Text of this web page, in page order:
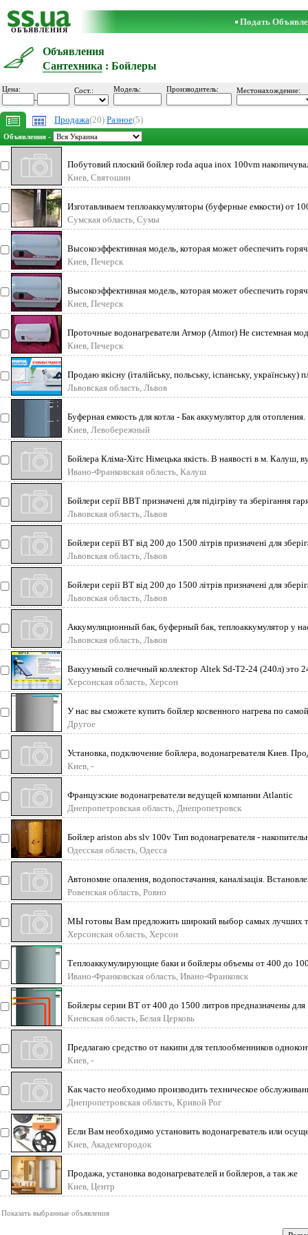
ОБЪЯВЛЕНИЯ
Подать
Объявления
Сантехника : Бойлеры
Цена:
-
Сост.: Модель: Производитель: Местонахождение:
Продажа(20) Разное(5)
Объявления -
Побутовий плоский бойлер roda aqua inox 100vm
електричний водонагрі
Киев, Святошин
Изготавливаем теплоаккумуляторы (буферные емкости) от
3000л. Есть в наличии
Сумская область, Сумы
Высокоэффективная модель, которая может обеспечить
водой всю квартиру, а раз
Киев, Печерск
Высокоэффективная модель, которая может обеспечить
водой всю квартиру, а раз
Киев, Печерск
Проточные водонагреватели Атмор (Atmor) Не системная
Может комплектоватьс
Киев, Печерск
Продаю якісну (італійську, польську, іспанську, українську)
сантехніку та оп
Львовская область, Львов
Буферная емкость для котла - Бак аккумулятор для
ОТ ПРОИЗВОДИТ
Киев, Левобережный
Бойлера Кліма-Хітс Німецька якість. В наявості в м. Калуш,
Пушкіна-3, КЛІМАТ_
Ивано-Франковская область, Калуш
Бойлери серії ВВТ призначені для підігріву та зберігання
води для господарсь
Львовская область, Львов
Бойлери серії ВТ від 200 до 1500 літрів призначені для
підігріву води д
Львовская область, Львов
Бойлери серії ВТ від 200 до 1500 літрів призначені для
підігріву води д
Львовская область, Львов
Аккумуляционный бак, буферный бак, теплоаккумулятор у
сможете купить акку
Львовская область, Львов
Вакуумный солнечный коллектор Altek Sd-T2-24 (240л) это
горячей воды за нескол
Херсонская область, Херсон
У нас вы сможете купить бойлер косвенного нагрева по
цене. Цена в євр
Другое
Установка, подключение бойлера, водонагревателя Киев.
сервис, гарантия.
Киев, -
Французские водонагреватели ведущей компании Atlantic
предоставляют широкий модельны
Днепропетровская область, Днепропетровск
Бойлер ariston abs slv 100v Тип водонагревателя -
Способ нагрева -
Одесская область, Одесса
Автономне опалення, водопостачання, каналізація.
котлів, бойлерів, Ф
Ровенская область, Ровно
МЫ готовы Вам предложить широкий выбор самых лучших
которые всегда есть в н
Херсонская область, Херсон
Теплоаккумулирующие баки и бойлеры объемы от 400 до
литров, цены производителя
Ивано-Франковская область, Ивано-Франковск
Бойлеры серии ВТ от 400 до 1500 литров предназначены для
сохранения и подогрева воды
Киевская область, Белая Церковь
Предлагаю средство от накипи для теплообменников
и двухконтурных котло
Киев, -
Как часто необходимо производить техническое
(чистку) водонагревателя и
Днепропетровская область, Кривой Рог
Если Вам необходимо установить водонагреватель или
ремонт бойлера - обра
Киев, Академгородок
Продажа, установка водонагревателей и бойлеров, а так же
профессиональный ремонт и п
Киев, Центр
Показать выбранные объявления